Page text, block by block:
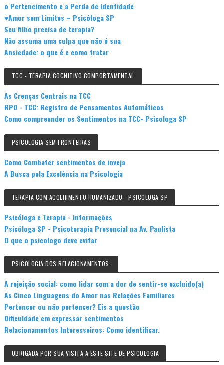
o Pertencimento e a Perda de Identidade
♥Amor sem Limites – Psicóloga SP
Seu filho precisa de terapia?
Não assuma uma culpa que não é sua
Ansiedade: o que é e como tratar
TCC - TERAPIA COGNITIVO COMPORTAMENTAL
As Crenças Centrais na TCC
RPD - TCC: Registro de Pensamentos Automáticos
Como compreender os Sentimentos na TCC- Psicologa SP
PSICOLOGIA SEM FRONTEIRAS
Como Combater sentimentos de inveja
A Busca pela Excelência na Psicologia
TERAPIA COM ACOLHIMENTO HUMANIZADO - PSICOLOGA SP
Psicóloga e Terapia - Informações
Psicóloga SP - Psicoterapia Presencial na Av. Paulista
O que o psicologo deve evitar
PSICOLOGIA DOS RELACIONAMENTOS.
A rejeição social: como lidar com a dor de sentir-se excluído(a)
As Cinco Linguagens do Amor nas Relações Familiares
Pertencer ou não pertencer? Eis a questão
Dificuldade em expressar sentimentos
Relacionamentos Interesseiros: Como identificar.
OBRIGADA POR SUA VISITA A ESTE SITE DE PSICOLOGIA